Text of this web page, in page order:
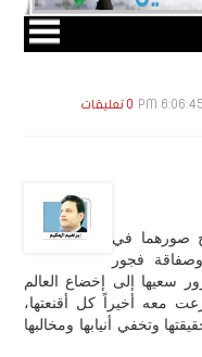
0 تعليقات
صورهما في
فجور
سعيها إلى إخضاع العالم
معه أخيراً كل أقنعتها،
وتخفي أنيابها ومخالبها